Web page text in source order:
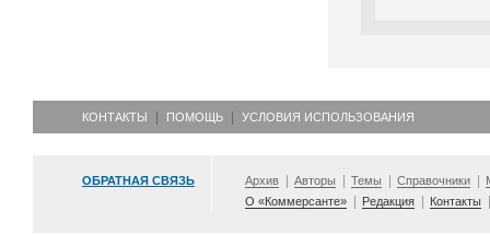
КОНТАКТЫ ПОМОЩЬ УСЛОВИЯ ИСПОЛЬЗОВАНИЯ
ОБРАТНАЯ СВЯЗЬ Архив Авторы Темы Справочники
О «Коммерсанте»
Редакция Контакты